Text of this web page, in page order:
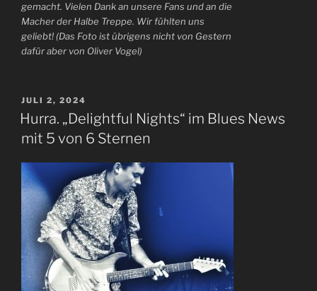
gemacht. Vielen Dank an unsere Fans und an die
Macher der Halbe Treppe. Wir fühlten uns
geliebt! (Das Foto ist übrigens nicht von Gestern
dafür aber von Oliver Vogel)
VERÖFFENTLICHT
AM
JULI 2, 2024
Hurra. „Delightful Nights“ im Blues News
mit 5 von 6 Sternen